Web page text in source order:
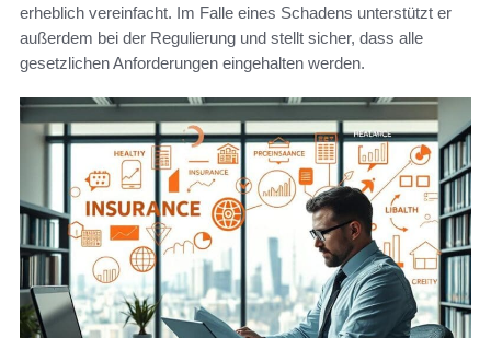
erheblich vereinfacht. Im Falle eines Schadens unterstützt er
außerdem bei der Regulierung und stellt sicher, dass alle
gesetzlichen Anforderungen eingehalten werden.